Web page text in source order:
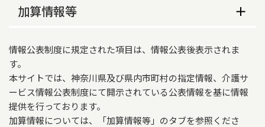
営業時間（平日）
営業時間（日曜）
重要事項説明書の様式の公開
ケアプランデータ連携システム（国保中央会）の
なし
要介護度別利用者数
・訪問看護ステーションを併設しており、医療知
・医師会と連携、医療依存度の高い利用者様の積
極的な受け入れ
従業員数
業務に従事した経験年数
介護支援専門員
加算情報等
2026年06月01日
ケアプランデータ連携システムの活用及び事務職
員の配置の体制
情報公表制度に規定された項目は、情報公表後表示されま
す。
本サイトでは、神奈川県及び県内市町村の指定情報、介護サ
ービス情報公表制度にて開示されている公表情報を基に情報
提供を行っております。
加算情報については、「加算情報等」のタブを参照くださ